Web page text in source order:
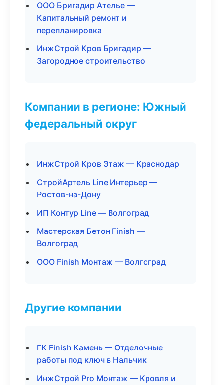
ООО Бригадир Ателье —
Капитальный ремонт и
перепланировка
ИнжСтрой Кров Бригадир —
Загородное строительство
Компании в регионе: Южный
федеральный округ
ИнжСтрой Кров Этаж — Краснодар
СтройАртель Line Интерьер —
Ростов-на-Дону
ИП Контур Line — Волгоград
Мастерская Бетон Finish —
Волгоград
ООО Finish Монтаж — Волгоград
Другие компании
ГК Finish Камень — Отделочные
работы под ключ в Нальчик
ИнжСтрой Pro Монтаж — Кровля и